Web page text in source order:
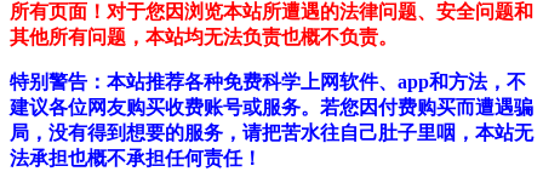
所有页面！对于您因浏览本站所遭遇的法律问题、安全问题和
其他所有问题，本站均无法负责也概不负责。
特别警告：本站推荐各种免费科学上网软件、app和方法，不
建议各位网友购买收费账号或服务。若您因付费购买而遭遇骗
局，没有得到想要的服务，请把苦水往自己肚子里咽，本站无
法承担也概不承担任何责任！